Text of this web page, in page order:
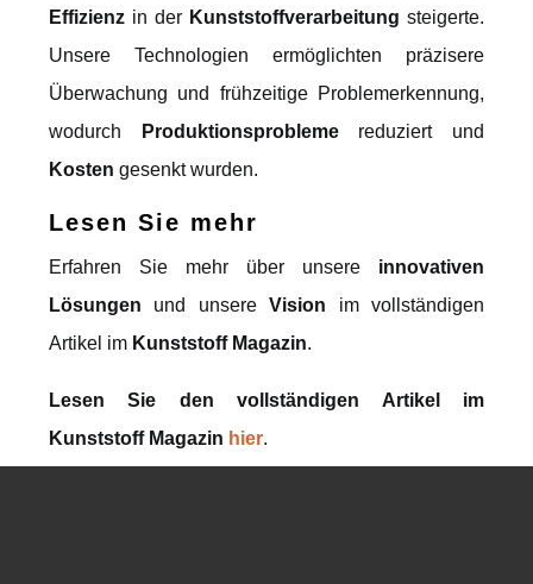
Effizienzin der Kunststoffverarbeitung steigerte.
Unsere Technologien ermöglichten präzisere
Überwachung und frühzeitige Problemerkennung,
wodurch
Produktionsproblemereduziert und
Kosten gesenkt wurden.
Lesen Sie mehr
Erfahren Sie mehr über unsere innovativen
Lösungen und unsereVision im vollständigen
Artikel im Kunststoff Magazin.
Lesen Sie den vollständigen Artikel im
Kunststoff Magazin hier.